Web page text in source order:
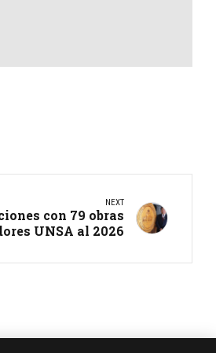
NEXT
con 79 obras
UNSA al 2026